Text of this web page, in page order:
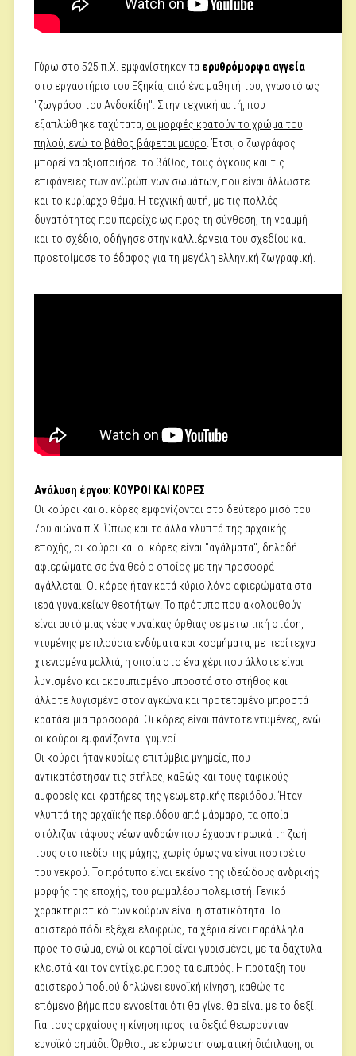
Γύρω στο 525 π.Χ. εμφανίστηκαν τα ερυθρόμορφα αγγεία
στο εργαστήριο του Εξηκία, από ένα μαθητή του, γνωστό ως
"ζωγράφο του Ανδοκίδη". Στην τεχνική αυτή, που
εξαπλώθηκε ταχύτατα, οι μορφές κρατούν το χρώμα του
πηλού, ενώ το βάθος βάφεται μαύρο. Έτσι, ο ζωγράφος
μπορεί να αξιοποιήσει το βάθος, τους όγκους και τις
επιφάνειες των ανθρώπινων σωμάτων, που είναι άλλωστε
και το κυρίαρχο θέμα. Η τεχνική αυτή, με τις πολλές
δυνατότητες που παρείχε ως προς τη σύνθεση, τη γραμμή
και το σχέδιο, οδήγησε στην καλλιέργεια του σχεδίου και
προετοίμασε το έδαφος για τη μεγάλη ελληνική ζωγραφική.
Ανάλυση έργου: ΚΟΥΡΟΙ ΚΑΙ ΚΟΡΕΣ
Οι κούροι και οι κόρες εμφανίζονται στο δεύτερο μισό του
7ου αιώνα π.Χ. Όπως και τα άλλα γλυπτά της αρχαϊκής
εποχής, οι κούροι και οι κόρες είναι "αγάλματα", δηλαδή
αφιερώματα σε ένα θεό ο οποίος με την προσφορά
αγάλλεται. Οι κόρες ήταν κατά κύριο λόγο αφιερώματα στα
ιερά γυναικείων θεοτήτων. Το πρότυπο που ακολουθούν
είναι αυτό μιας νέας γυναίκας όρθιας σε μετωπική στάση,
ντυμένης με πλούσια ενδύματα και κοσμήματα, με περίτεχνα
χτενισμένα μαλλιά, η οποία στο ένα χέρι που άλλοτε είναι
λυγισμένο και ακουμπισμένο μπροστά στο στήθος και
άλλοτε λυγισμένο στον αγκώνα και προτεταμένο μπροστά
κρατάει μια προσφορά. Οι κόρες είναι πάντοτε ντυμένες, ενώ
οι κούροι εμφανίζονται γυμνοί.
Οι κούροι ήταν κυρίως επιτύμβια μνημεία, που
αντικατέστησαν τις στήλες, καθώς και τους ταφικούς
αμφορείς και κρατήρες της γεωμετρικής περιόδου. Ήταν
γλυπτά της αρχαϊκής περιόδου από μάρμαρο, τα οποία
στόλιζαν τάφους νέων ανδρών που έχασαν ηρωικά τη ζωή
τους στο πεδίο της μάχης, χωρίς όμως να είναι πορτρέτο
του νεκρού. Το πρότυπο είναι εκείνο της ιδεώδους ανδρικής
μορφής της εποχής, του ρωμαλέου πολεμιστή. Γενικό
χαρακτηριστικό των κούρων είναι η στατικότητα. Το
αριστερό πόδι εξέχει ελαφρώς, τα χέρια είναι παράλληλα
προς το σώμα, ενώ οι καρποί είναι γυρισμένοι, με τα δάχτυλα
κλειστά και τον αντίχειρα προς τα εμπρός. Η πρόταξη του
αριστερού ποδιού δηλώνει ευνοϊκή κίνηση, καθώς το
επόμενο βήμα που εννοείται ότι θα γίνει θα είναι με το δεξί.
Για τους αρχαίους η κίνηση προς τα δεξιά θεωρούνταν
ευνοϊκό σημάδι. Όρθιοι, με εύρωστη σωματική διάπλαση, οι